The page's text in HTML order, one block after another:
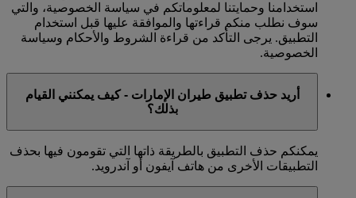
استخدامنا وحمايتنا لمعلوماتكم في سياسة الخصوصية، والتي
سوف نطلب منكم قراءتها والموافقة عليها قبل استخدام
التطبيق. يرجى التأكد من قراءة الشروط والأحكام وسياسة
الخصوصية.
أريد حذف تطبيق طيران الإمارات - كيف يمكنني القيام
بذلك؟
يمكنكم حذف التطبيق بالطريقة ذاتها التي تقومون فيها بحذف
التطبيقات الأخرى من هاتف آيفون أو آندرويد.